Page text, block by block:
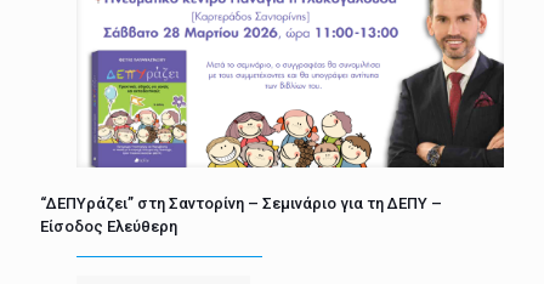
“ΔΕΠΥράζει” στη Σαντορίνη – Σεμινάριο για τη ΔΕΠΥ –
Είσοδος Ελεύθερη